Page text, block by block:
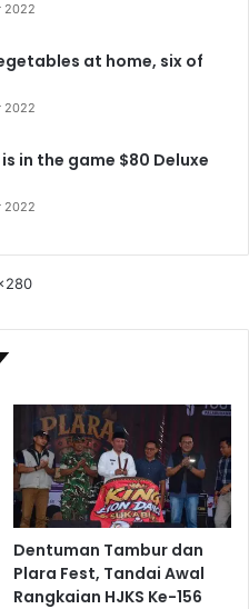
2022
at home, six of
2022
in the game $80 Deluxe
2022
Dentuman Tambur dan
Plara Fest, Tandai Awal
Rangkaian HJKS Ke-156